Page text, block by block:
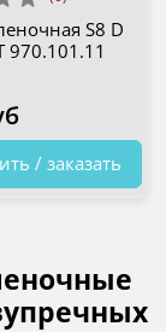
S8 D
970.101.11
/ заказать